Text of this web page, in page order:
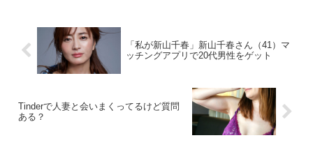
「私が新山千春」新山千春さん（41）マ
ッチングアプリで20代男性をゲット
Tinderで人妻と会いまくってるけど質問
ある？